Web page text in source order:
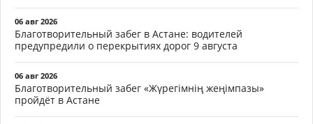
06 авг 2026
Благотворительный забег в Астане: водителей
предупредили о перекрытиях дорог 9 августа
06 авг 2026
Благотворительный забег «Жүрегімнің жеңімпазы»
пройдёт в Астане